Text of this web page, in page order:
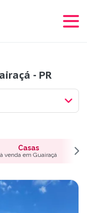
- PR
Casas
à venda em Guairaçá